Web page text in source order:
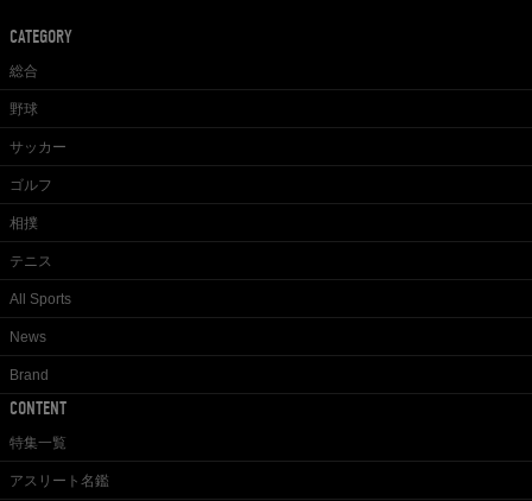
CATEGORY
総合
野球
サッカー
ゴルフ
相撲
テニス
All Sports
News
Brand
CONTENT
特集一覧
アスリート名鑑